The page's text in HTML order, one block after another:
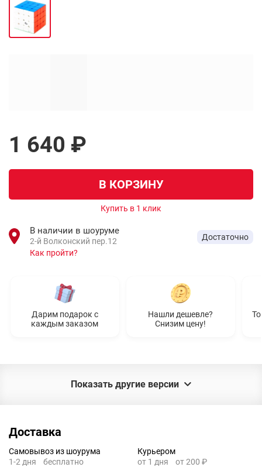
1 640 ₽
В КОРЗИНУ
Купить в 1 клик
В наличии в шоуруме
2-й Волконский пер.12
Как пройти?
Достаточно
Дарим подарок с
каждым заказом
Нашли дешевле?
Снизим цену!
Показать другие версии
Доставка
Самовывоз из шоурума
1-2 дня
бесплатно
Курьером
от 1 дня
от 200 ₽